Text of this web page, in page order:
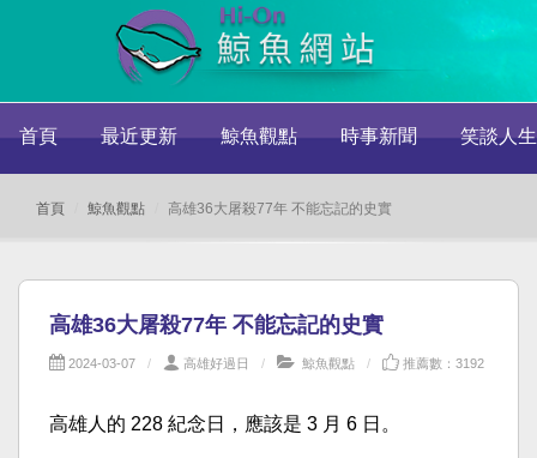
首頁 最近更新 鯨魚觀點 時事新聞 笑談人生
首頁 鯨魚觀點 高雄36大屠殺77年 不能忘記的史實
高雄36大屠殺77年 不能忘記的史實
2024-03-07 高雄好過日 鯨魚觀點 推薦數：3192
高雄人的 228 紀念日，應該是 3 月 6 日。